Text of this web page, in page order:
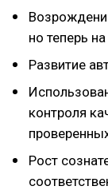
но теперь
Развитие
контроля
Рост